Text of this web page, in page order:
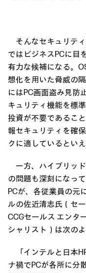
そんなセキュリテ
ではビジネスPCに目
有力な候補になる。
想化を用いた脅威の
にはPC画面盗み見防
キュリティ機能を標
投資が不要であるこ
報セキュリティを確
クに適しているといえ
一方、ハイブリッ
の問題も深刻になっ
PCが、各従業員の元
ルの佐近清志氏（セ
CCGセールス エンタ
シャリスト）は次のよ
「インテルと日本
ナ禍でPCが各所に分